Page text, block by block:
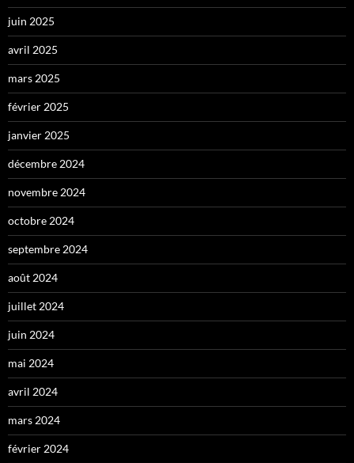
juin 2025
avril 2025
mars 2025
février 2025
janvier 2025
décembre 2024
novembre 2024
octobre 2024
septembre 2024
août 2024
juillet 2024
juin 2024
mai 2024
avril 2024
mars 2024
février 2024